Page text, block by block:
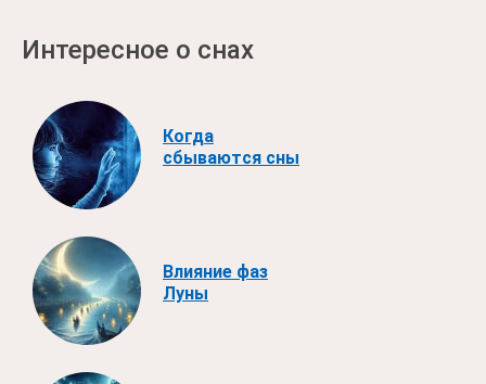
Интересное о снах
Когда
сбываются сны
Влияние фаз
Луны